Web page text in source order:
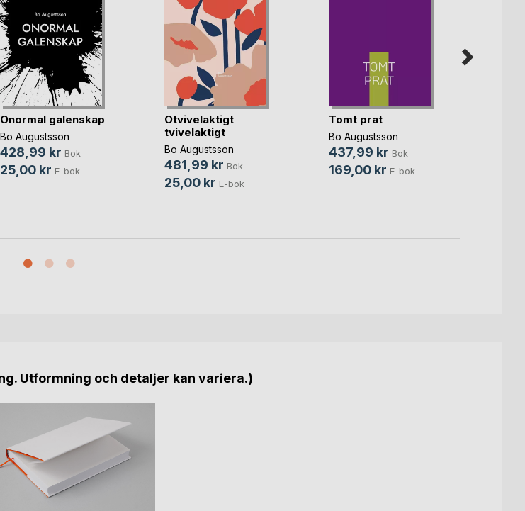
Onormal galenskap
Bo Augustsson
428,99 kr Bok
25,00 kr E-bok
Otvivelaktigt
tvivelaktigt
Bo Augustsson
481,99 kr Bok
25,00 kr E-bok
Tomt prat
Bo Augustsson
437,99 kr Bok
169,00 kr E-bok
Utformning och detaljer kan variera.)